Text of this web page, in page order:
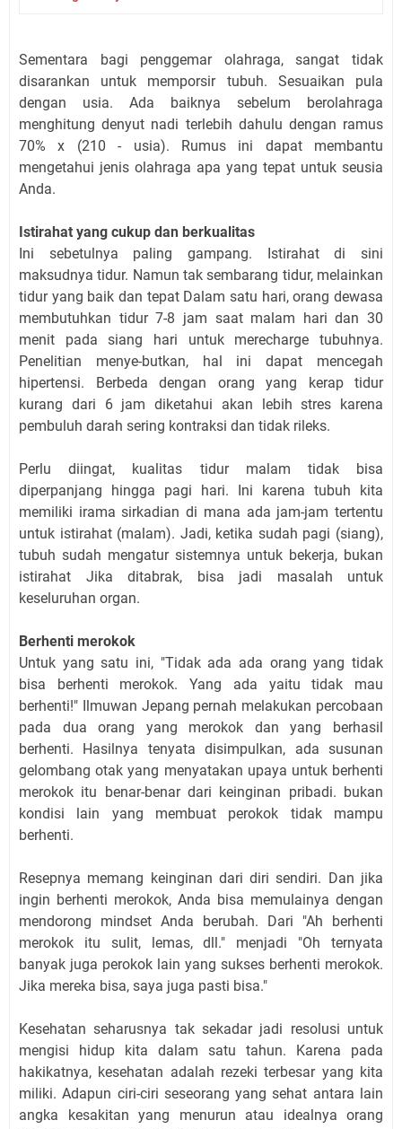
Sementara bagi penggemar olahraga, sangat tidak
disarankan untuk memporsir tubuh. Sesuaikan pula
dengan usia. Ada baiknya sebelum berolahraga
menghitung denyut nadi terlebih dahulu dengan ramus
70% x (210 - usia). Rumus ini dapat membantu
mengetahui jenis olahraga apa yang tepat untuk seusia
Anda.
Istirahat yang cukup dan berkualitas
Ini sebetulnya paling gampang. Istirahat di sini
maksudnya tidur. Namun tak sembarang tidur, melainkan
tidur yang baik dan tepat Dalam satu hari, orang dewasa
membutuhkan tidur 7-8 jam saat malam hari dan 30
menit pada siang hari untuk merecharge tubuhnya.
Penelitian menye-butkan, hal ini dapat mencegah
hipertensi. Berbeda dengan orang yang kerap tidur
kurang dari 6 jam diketahui akan lebih stres karena
pembuluh darah sering kontraksi dan tidak rileks.
Perlu diingat, kualitas tidur malam tidak bisa
diperpanjang hingga pagi hari. Ini karena tubuh kita
memiliki irama sirkadian di mana ada jam-jam tertentu
untuk istirahat (malam). Jadi, ketika sudah pagi (siang),
tubuh sudah mengatur sistemnya untuk bekerja, bukan
istirahat Jika ditabrak, bisa jadi masalah untuk
keseluruhan organ.
Berhenti merokok
Untuk yang satu ini, "Tidak ada ada orang yang tidak
bisa berhenti merokok. Yang ada yaitu tidak mau
berhenti!" Ilmuwan Jepang pernah melakukan percobaan
pada dua orang yang merokok dan yang berhasil
berhenti. Hasilnya tenyata disimpulkan, ada susunan
gelombang otak yang menyatakan upaya untuk berhenti
merokok itu benar-benar dari keinginan pribadi. bukan
kondisi lain yang membuat perokok tidak mampu
berhenti.
Resepnya memang keinginan dari diri sendiri. Dan jika
ingin berhenti merokok, Anda bisa memulainya dengan
mendorong mindset Anda berubah. Dari "Ah berhenti
merokok itu sulit, lemas, dll." menjadi "Oh ternyata
banyak juga perokok lain yang sukses berhenti merokok.
Jika mereka bisa, saya juga pasti bisa."
Kesehatan seharusnya tak sekadar jadi resolusi untuk
mengisi hidup kita dalam satu tahun. Karena pada
hakikatnya, kesehatan adalah rezeki terbesar yang kita
miliki. Adapun ciri-ciri seseorang yang sehat antara lain
angka kesakitan yang menurun atau idealnya orang